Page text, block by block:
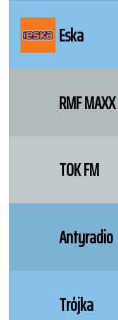
Eska
RMF MAXX
TOK FM
Antyradio
Trójka